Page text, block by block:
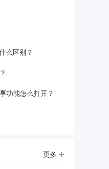
么区别？
功能怎么打开？
更多